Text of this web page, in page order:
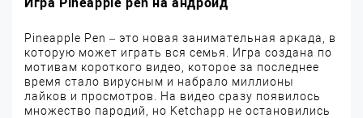
Pineapple Pen – это новая занимательная аркада, в
которую может играть вся семья. Игра создана по
мотивам короткого видео, которое за последнее
время стало вирусным и набрало миллионы
лайков и просмотров. На видео сразу появилось
множество пародий, но Ketchapp не остановились